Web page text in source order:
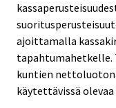
ajoittamalla
tapahtumahetkelle.
kuntien
käytettävissä